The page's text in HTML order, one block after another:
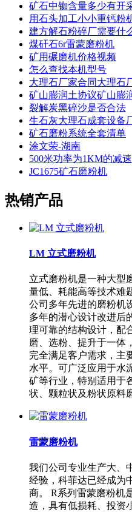
矿石中铷含量多少有开
用石头加工小小重钙粉
建方解石粉碎厂需要什
煤矸石6r雷蒙磨粉机
矿用碾磨机价格视频
怎么查找本机型号
大理石厂家合同大理石
矿山膨润土协议矿山膨
裂解炭黑碎沙是否合法
生石灰大理石成套设备
矿石磨粉系统全套清单
涂文荣-湖南
500米功率为1KM的减
JC1675矿石磨粉机
热销产品
LM 立式磨粉机
立式磨粉机是一种大型
量低、耗能高等技术难
公司多年先进的磨粉机
多年的潜心设计改进后
理可靠的结构设计，配
磨、选粉、提升于一体
完全满足客户需求，主
水平。可广泛应用于水
矿等行业，特别适用于
状、颗粒状及粉状原料
雷蒙磨粉机
我们公司专业生产大、
经验，科菲达已经成为
商。 R系列雷蒙磨粉机
造，具有低损耗、投资